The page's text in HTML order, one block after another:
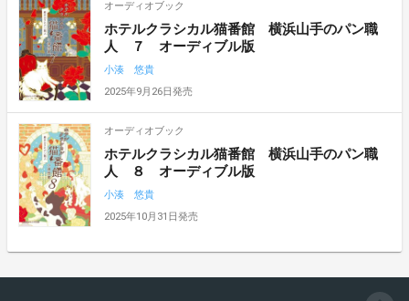
オーディオブック
ホテルクラシカル猫番館 横浜山手のパン職
人 ７ オーディブル版
小湊 悠貴
2025年9月26日発売
オーディオブック
ホテルクラシカル猫番館 横浜山手のパン職
人 ８ オーディブル版
小湊 悠貴
2025年10月31日発売